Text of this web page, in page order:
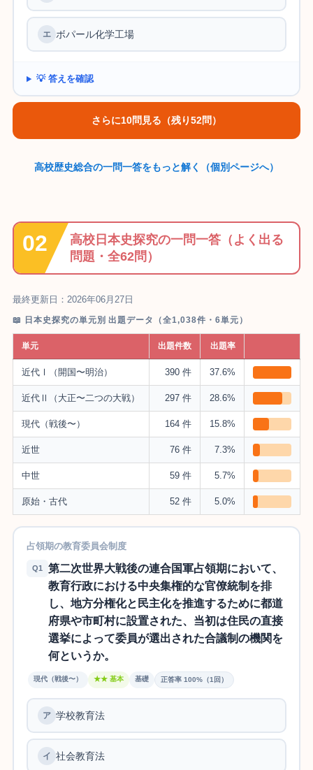
エ ボパール化学工場
💡 答えを確認
さらに10問見る（残り52問）
高校歴史総合の一問一答をもっと解く（個別ページへ）
高校日本史探究の一問一答（よく出る
問題・全62問）
最終更新日：2026年06月27日
📖 日本史探究の単元別 出題データ（全1,038件・6単元）
単元 出題件数 出題率
近代Ⅰ（開国〜明治） 390 件 37.6%
近代Ⅱ（大正〜二つの大戦） 297 件 28.6%
現代（戦後〜） 164 件 15.8%
近世 76 件 7.3%
中世 59 件 5.7%
原始・古代 52 件 5.0%
占領期の教育委員会制度
Q1
第二次世界大戦後の連合国軍占領期において、
教育行政における中央集権的な官僚統制を排
し、地方分権化と民主化を推進するために都道
府県や市町村に設置された、当初は住民の直接
選挙によって委員が選出された合議制の機関を
何というか。
現代（戦後〜） ★★ 基本 基礎 正答率 100%（1回）
ア 学校教育法
イ 社会教育法